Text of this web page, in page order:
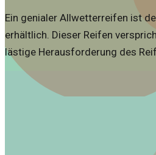
Ein genialer Allwetterreifen ist
erhältlich. Dieser Reifen
lästige Herausforderung des